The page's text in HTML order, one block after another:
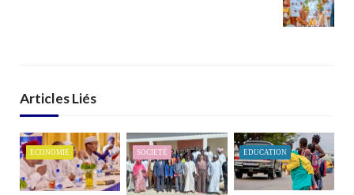
Articles Liés
ECONOMIE SOCIETÉ EDUCATION